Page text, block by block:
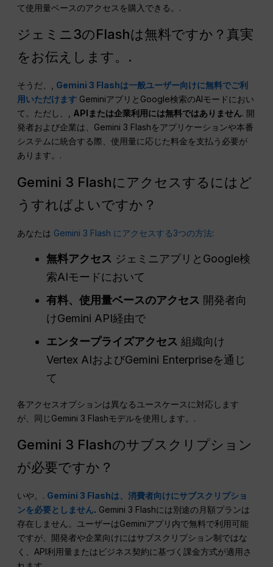
て使用量ベースのアクセスを購入できる。.
ジェミニ3のFlashは無料ですか？真実
をお伝えします。.
そうだ、, Gemini 3 Flashは一般ユーザー向けに無料でご利
用いただけます GeminiアプリとGoogle検索のAIモードにおい
て。ただし、, APIまたは企業利用には無料ではありません. 開
発者および企業は、Gemini 3 Flashをアプリケーションや本番
システムに統合する際、使用量に応じた料金を支払う必要が
あります。.
Gemini 3 Flashにアクセスするにはど
うすればよいですか？
あなたは Gemini 3 Flash にアクセスする3つの方法:
無料アクセス ジェミニアプリとGoogle検
索AIモードにおいて
有料、使用量ベースのアクセス 開発者向
けGemini API経由で
エンタープライズアクセス 組織向け
Vertex AIおよびGemini Enterpriseを通じ
て
各アクセスオプションは異なるユースケースに対応します
が、同じGemini 3 Flashモデルを使用します。.
Gemini 3 Flashのサブスクリプション
が必要ですか？
いや。. Gemini 3 Flashは、消費者向けにサブスクリプショ
ンを必要としません. Gemini 3 Flashには別途の月額プランは
存在しません。ユーザーはGeminiアプリ内で無料で利用可能
ですが、開発者や企業向けにはサブスクリプション制ではな
く、API利用量またはビジネス契約に基づく課金方式が適用さ